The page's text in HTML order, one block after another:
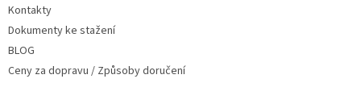
Kontakty
Dokumenty ke stažení
BLOG
Ceny za dopravu / Způsoby doručení